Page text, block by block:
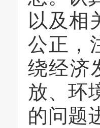
以及相
公正，
绕经济
放、环
的问题